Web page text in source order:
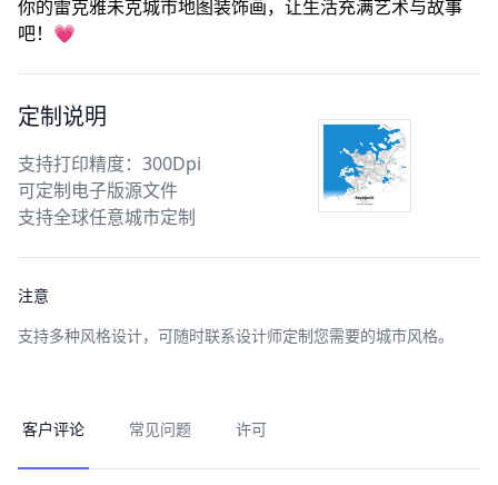
你的雷克雅未克城市地图装饰画，让生活充满艺术与故事
吧！💗
定制说明
支持打印精度：300Dpi
可定制电子版源文件
支持全球任意城市定制
注意
支持多种风格设计，可随时联系设计师定制您需要的城市风格。
客户评论 常见问题 许可